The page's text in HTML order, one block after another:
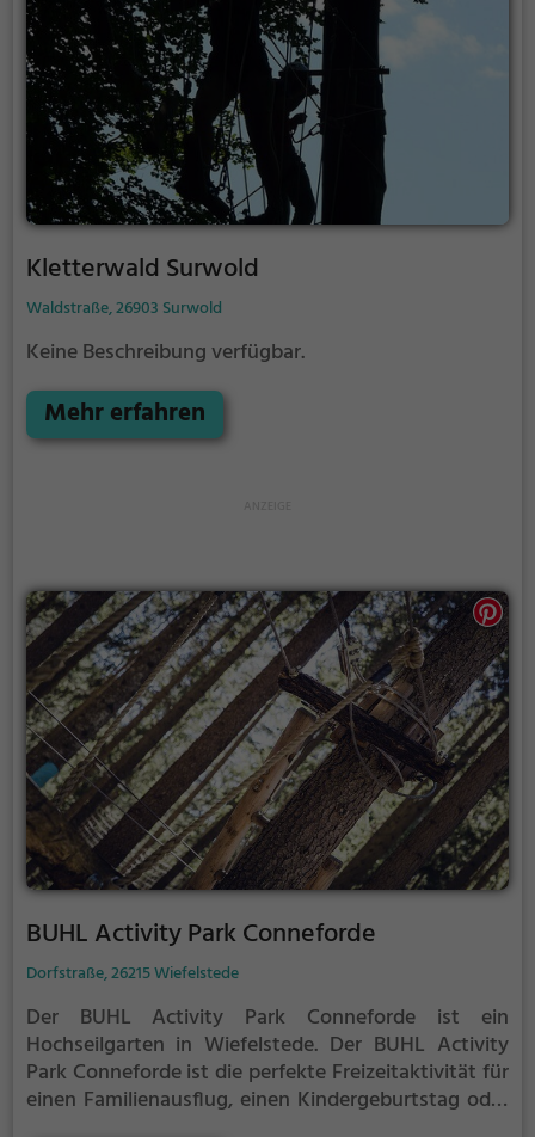
Kletterwald Surwold
Waldstraße, 26903 Surwold
Keine Beschreibung verfügbar.
Mehr erfahren
BUHL Activity Park Conneforde
Dorfstraße, 26215 Wiefelstede
Der BUHL Activity Park Conneforde ist ein
Hochseilgarten in Wiefelstede. Der BUHL Activity
Park Conneforde ist die perfekte Freizeitaktivität für
einen Familienausflug, einen Kindergeburtstag oder